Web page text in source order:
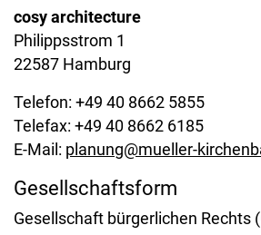
cosy architecture
Philippsstrom 1
22587 Hamburg
Telefon: +49 40 8662 5855
Telefax: +49 40 8662 6185
E-Mail: planung@mueller-
Gesellschaftsform
Gesellschaft bürgerlichen Rechts